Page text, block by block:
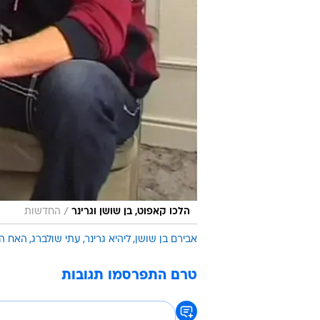
הלכו קאפוט, בן שושן וגרינר / החדשות
אבירם בן שושן ליהיא גרינר עתי שולברג האח
טרם התפרסמו תגובות